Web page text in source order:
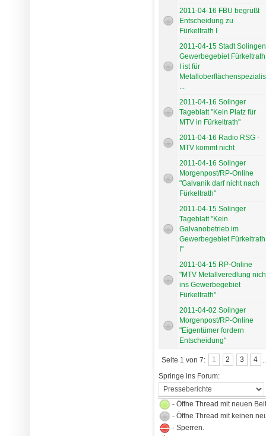
2011-04-16 FBU begrüßt
Entscheidung zu
Fürkeltrath I
2011-04-15 Stadt
Gewerbegebiet Fürkeltrath
I ist für
...
2011-04-16 Solinger
Tageblatt "Kein Platz für
MTV in Fürkeltrath"
2011-04-16 Radio RSG -
MTV kommt nicht
2011-04-16 Solinger
Morgenpost/RP-Online
"Galvanik darf nicht nach
Fürkeltrath"
2011-04-15 Solinger
Tageblatt "Kein
Galvanobetrieb im
Gewerbegebiet Fürkeltrath
I"
2011-04-15 RP-Online
"MTV Metallveredlung
ins Gewerbegebiet
Fürkeltrath"
2011-04-02 Solinger
Morgenpost/RP-Online
"Eigentümer fordern
Entscheidung"
Seite 1 von 7: 1 2 3 4
Springe ins Forum:
- Öffne Thread mit neuen
- Öffne Thread mit keinen
- Sperren.